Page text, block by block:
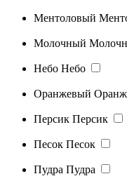
Ментоловый
Молочный
Небо Небо
Оранжевый
Персик Персик
Песок Песок
Пудра Пудра